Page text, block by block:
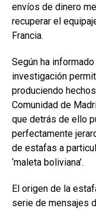
envíos de dinero
recuperar el
Francia.
Según ha
investigación
produciendo
Comunidad de
que detrás de ello
perfectamente
de estafas a
‘maleta boliviana’.
El origen de la
serie de mensajes